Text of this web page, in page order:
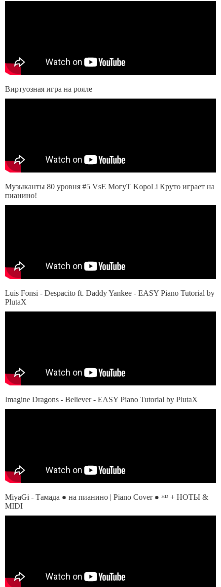
Виртуозная игра на рояле
Музыканты 80 уровня #5 VsE MoгyT KopoLi Круто играет на
пианино!
Luis Fonsi - Despacito ft. Daddy Yankee - EASY Piano Tutorial by
PlutaX
Imagine Dragons - Believer - EASY Piano Tutorial by PlutaX
MiyaGi - Тамада ● на пианино | Piano Cover ● ᴴᴰ + НОТЫ &
MIDI